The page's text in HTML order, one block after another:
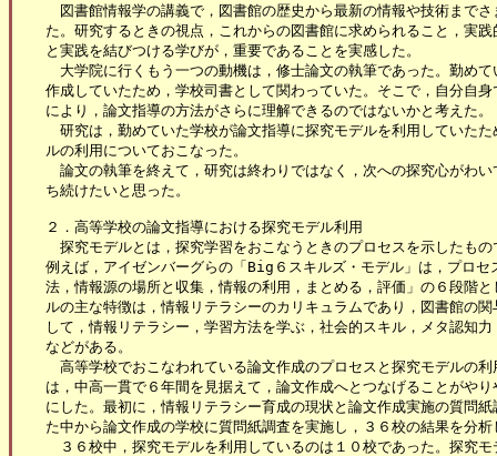
図書館情報学の講義で，図書館の歴史から最新の情報や技術まで
た。研究するときの視点，これからの図書館に求められること，実
と実践を結びつける学びが，重要であることを実感した。
大学院に行くもう一つの動機は，修士論文の執筆であった。勤め
作成していたため，学校司書として関わっていた。そこで，自分自
により，論文指導の方法がさらに理解できるのではないかと考えた。
研究は，勤めていた学校が論文指導に探究モデルを利用していた
ルの利用についておこなった。
論文の執筆を終えて，研究は終わりではなく，次への探究心がわ
ち続けたいと思った。
２．高等学校の論文指導における探究モデル利用
探究モデルとは，探究学習をおこなうときのプロセスを示したも
例えば，アイゼンバーグらの「Big６スキルズ・モデル」は，プロセ
法，情報源の場所と収集，情報の利用，まとめる，評価」の６段階
ルの主な特徴は，情報リテラシーのカリキュラムであり，図書館の
して，情報リテラシー，学習方法を学ぶ，社会的スキル，メタ認知
などがある。
高等学校でおこなわれている論文作成のプロセスと探究モデルの
は，中高一貫で６年間を見据えて，論文作成へとつなげることがや
にした。最初に，情報リテラシー育成の現状と論文作成実施の質問
た中から論文作成の学校に質問紙調査を実施し，３６校の結果を分析
３６校中，探究モデルを利用しているのは１０校であった。探究